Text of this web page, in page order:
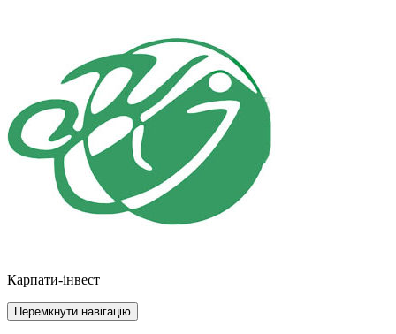
Карпати-інвест
Перемкнути навігацію